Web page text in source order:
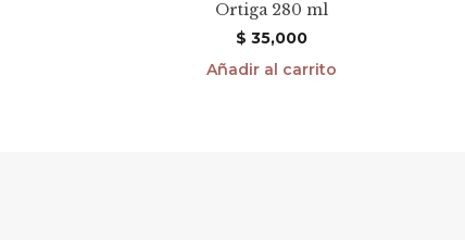
Ortiga 280 ml
$ 35,000
Añadir al carrito